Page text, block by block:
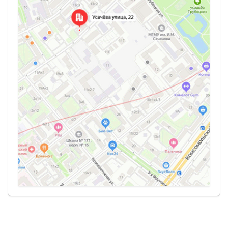
мировых производителей в салонах «Мир паркета».